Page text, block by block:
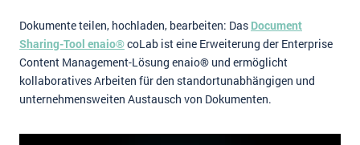
Impressum
Kontakt
Dokumente teilen, hochladen, bearbeiten: Das Document
Sharing-Tool enaio®coLab ist eine Erweiterung der Enterprise
Content Management-Lösung enaio® und ermöglicht
kollaboratives Arbeiten für den standortunabhängigen und
unternehmensweiten Austausch von Dokumenten.